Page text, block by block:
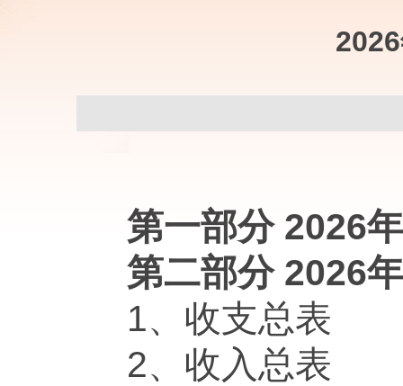
第一部分 2026
第二部分 2026
1、收支总表
2、收入总表